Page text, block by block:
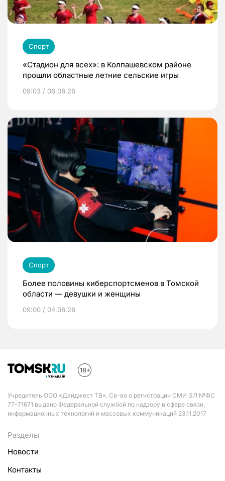
Спорт
«Стадион для всех»: в Колпашевском районе
прошли областные летние сельские игры
09:03 / 06.08.26
Спорт
Более половины киберспортсменов в Томской
области — девушки и женщины
09:00 / 04.08.26
Учредитель ООО «Дайджест ТВ». Св-во о регистрации СМИ ЭЛ №ФС
77-71671 выдано Федеральной службой по надзору в сфере связи,
информационных технологий и массовых коммуникаций 23.11.2017
Разделы
Новости
Контакты